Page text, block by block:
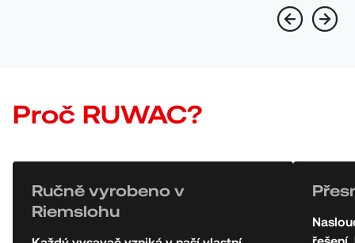
Proč RUWAC?
Ručně vyrobeno v
Riemslohu